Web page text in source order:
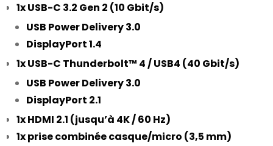
1x USB-C 3.2 Gen 2 (10 Gbit/s)
USB Power Delivery 3.0
DisplayPort 1.4
1x USB-C Thunderbolt™ 4 / USB4 (40 Gbit/s)
USB Power Delivery 3.0
DisplayPort 2.1
1x HDMI 2.1 (jusqu’à 4K / 60 Hz)
1x prise combinée casque/micro (3,5 mm)